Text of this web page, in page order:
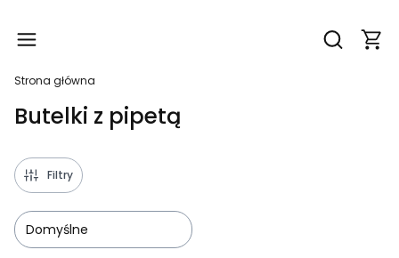
Otwórz
Strona główna
Butelki z pipetą
Filtry
Domyślne